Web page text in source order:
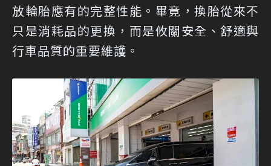
放輪胎應有的完整性能。畢竟，換胎從來不
只是消耗品的更換，而是攸關安全、舒適與
行車品質的重要維護。